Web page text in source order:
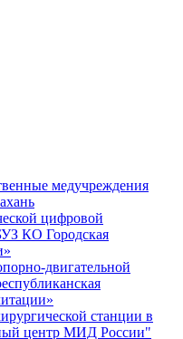
медучреждения
цифровой
КО Городская
двигательной
станции в
центр МИД России"